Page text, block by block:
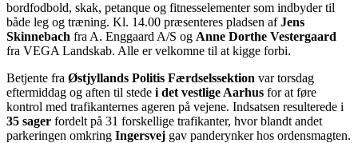
bordfodbold, skak, petanque og fitnesselementer som indbyder til
både leg og træning. Kl. 14.00 præsenteres pladsen afJens
Skinnebach fra A. Enggaard A/S og Anne Dorthe Vestergaard
fra VEGA Landskab. Alle er velkomne til at kigge forbi.
Betjente fra Østjyllands Politis Færdselssektion var torsdag
eftermiddag og aften til stede i det vestlige Aarhus for at føre
kontrol med trafikanternes ageren på vejene. Indsatsen resulterede i
35 sager fordelt på 31 forskellige trafikanter, hvor blandt andet
parkeringen omkring Ingersvej gav panderynker hos ordensmagten.